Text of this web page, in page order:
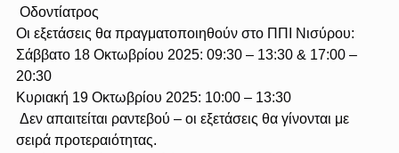
Οδοντίατρος
Οι εξετάσεις θα πραγματοποιηθούν στο ΠΠΙ Νισύρου:
Σάββατο 18 Οκτωβρίου 2025: 09:30 – 13:30 & 17:00 –
20:30
Κυριακή 19 Οκτωβρίου 2025: 10:00 – 13:30
Δεν απαιτείται ραντεβού – οι εξετάσεις θα γίνονται με
σειρά προτεραιότητας.